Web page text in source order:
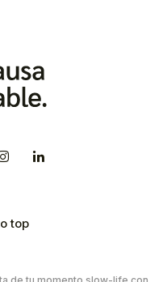
top